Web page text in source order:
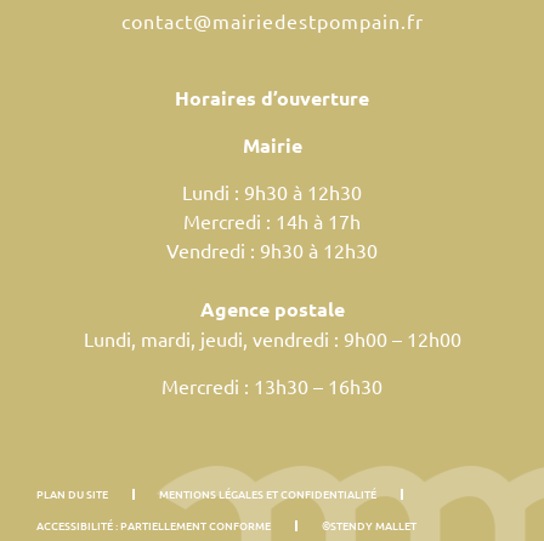
contact@mairiedestpompain.fr
Horaires d’ouverture
Mairie
Lundi : 9h30 à 12h30
Mercredi : 14h à 17h
Vendredi : 9h30 à 12h30
Agence postale
Lundi, mardi, jeudi, vendredi : 9h00 – 12h00
Mercredi : 13h30 – 16h30
PLAN DU SITE
MENTIONS LÉGALES ET CONFIDENTIALITÉ
ACCESSIBILITÉ : PARTIELLEMENT CONFORME
©STENDY MALLET